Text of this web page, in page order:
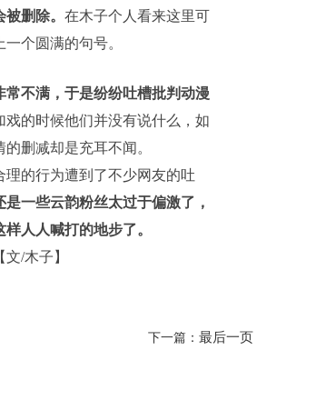
删除。 在木子个人看来这里可
个圆满的句号。
不满，于是纷纷吐槽批判动漫
戏的时候他们并没有说什么，如
删减却是充耳不闻。
的行为遭到了不少网友的吐
一些云韵粉丝太过于偏激了，
人人喊打的地步了。
/木子】
下一篇： 最后一页